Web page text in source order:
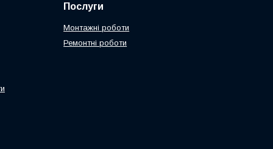
Послуги
Монтажні роботи
Ремонтні роботи